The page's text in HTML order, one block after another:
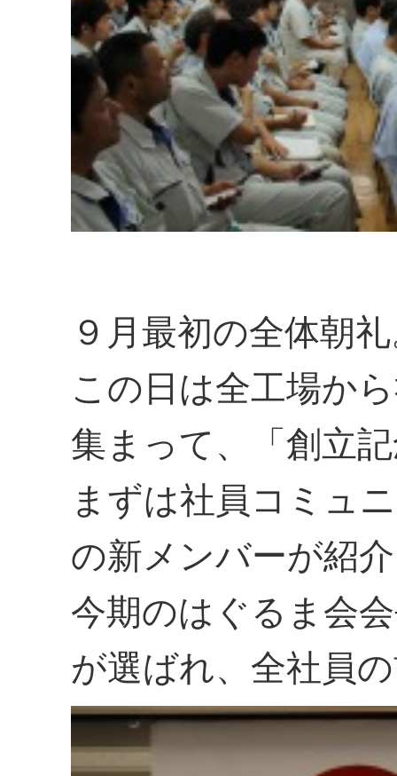
９月最初の全体朝
この日は全工場か
集まって、「創立
まずは社員コミュ
の新メンバーが紹
今期のはぐるま会
が選ばれ、全社員